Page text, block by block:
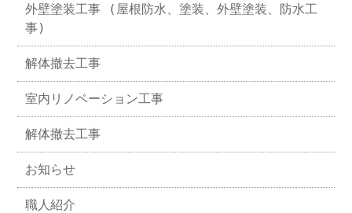
外壁塗装工事 (屋根防水、塗装、外壁塗装、防水工
事)
解体撤去工事
室内リノベーション工事
解体撤去工事
お知らせ
職人紹介